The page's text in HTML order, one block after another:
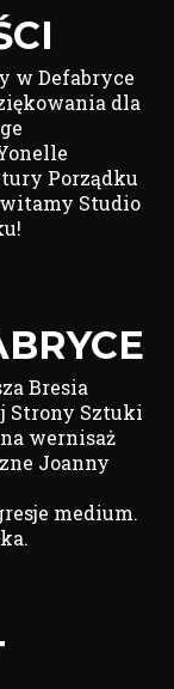
w Defabryce
dla
Porządku
Studio
Bresia
Strony Sztuki
na wernisaż
Joanny
medium.